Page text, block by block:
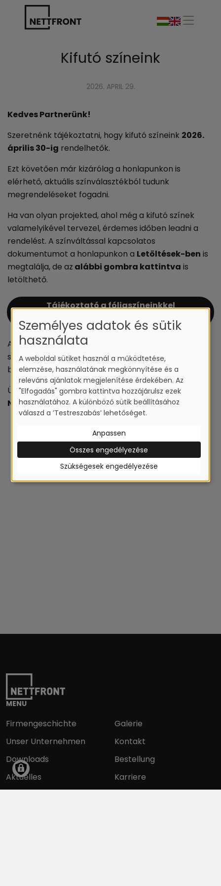
Kifutó színeink
2026. APRIL 29.
Kedves Partnerünk!
Szeretnénk tájékoztatni, hogy kifutó színeink 2026.
április 30-ig rendelhetők.
Ezt követően már kizárólag a honlapunkon is
elérhető, aktuális színválasztékból tudunk
megrendeléseket fogadni.
Ha van olyan projekted, ahol még a kifutó színek
valamelyikével tervezel, érdemes időben leadni a
rendelést. A színváltással kapcsolatos
dokumentumot a honlapunkon a Letöltések-ben is
megtalálja, de az alábbi gombra kattintva is
letölthető.
Tájékoztató a fóliaszíneinkkel
kapcsolatban
Amennyiben kérdése van, vagy segítségre van
szüksége kérem keresse területi képviselőinket
bizalommal.
Üdvözlettel,
NettFront Kft. csapata
MENU
Firmengeschichte
Unser Unternehmen
Downloads
Aktuelles
Galerie
Kontakt
Bestellung
Karriere
Személyes adatok és sütik
használata
A weboldal sütiket használ a működtetése,
elemzése, használatának megkönnyítése és a
releváns ajánlatok megjelenítése érdekében. Az
"Elfogadás" gombra kattintva hozzájárulsz ezek
használatához. A különböző sütik beállításához
válaszd a ’Testreszabás’ lehetőséget.
Anpassen
Szükségesek engedélyezése
Összes engedélyezése